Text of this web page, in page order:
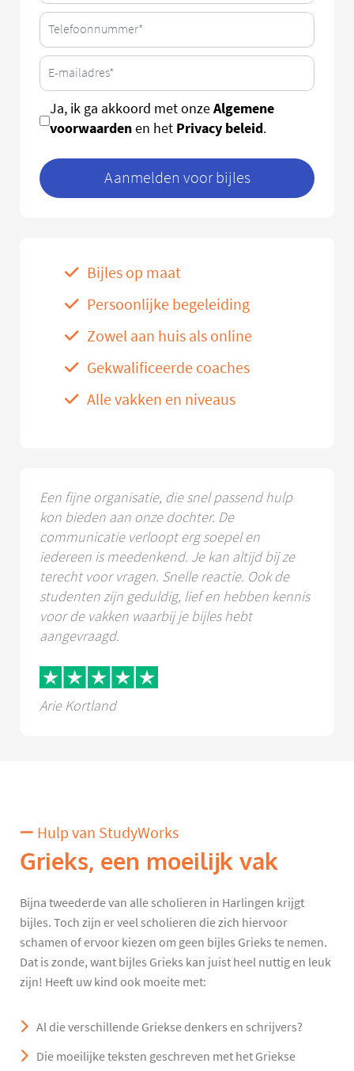
Ja, ik ga akkoord met onzeAlgemene
voorwaardenen het Privacy beleid.
Aanmelden voor bijles
Bijles op maat
Persoonlijke begeleiding
Zowel aan huis als online
Gekwalificeerde coaches
Alle vakken en niveaus
Een fijne organisatie, die snel passend hulp
kon bieden aan onze dochter. De
communicatie verloopt erg soepel en
iedereen is meedenkend. Je kan altijd bij ze
terecht voor vragen. Snelle reactie. Ook de
studenten zijn geduldig, lief en hebben kennis
voor de vakken waarbij je bijles hebt
aangevraagd.
Arie Kortland
Hulp van StudyWorks
Grieks, een moeilijk vak
Bijna tweederde van alle scholieren in Harlingen krijgt
bijles. Toch zijn er veel scholieren die zich hiervoor
schamen of ervoor kiezen om geen bijles Grieks te nemen.
Dat is zonde, want bijles Grieks kan juist heel nuttig en leuk
zijn! Heeft uw kind ook moeite met:
Al die verschillende Griekse denkers en schrijvers?
Die moeilijke teksten geschreven met het Griekse